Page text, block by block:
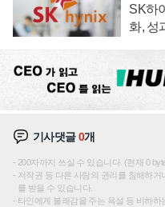
SK하
화, 성
기사댓글0개
200자까지 쓰실 수 있습니다. (현재 0
저작권 등 다른 사람의 권리를 침해하
를 받을 수 있습니다.
타인에게 불쾌감을 주는 욕설 등 비하